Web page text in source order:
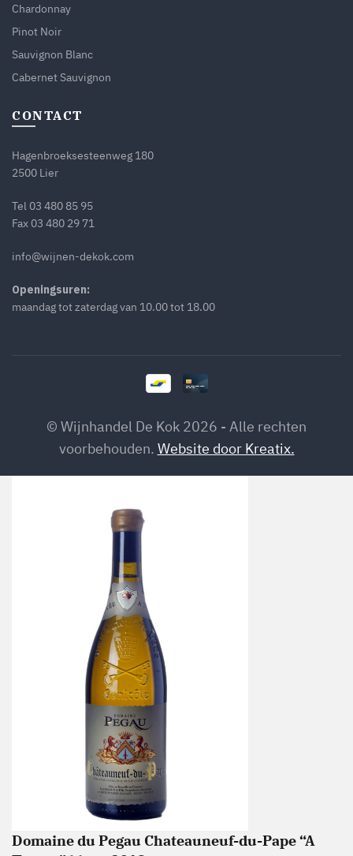
Chardonnay
Pinot Noir
Sauvignon Blanc
Cabernet Sauvignon
CONTACT
Hagenbroeksesteenweg 180
2500 Lier
Tel 03 480 85 95
Fax 03 480 29 71
info@wijnen-dekok.com
Openingsuren:
maandag tot zaterdag van 10.00 tot 18.00
© Wijnhandel De Kok 2026 - Alle rechten
voorbehouden. Website door Kreatix.
Domaine du Pegau Chateauneuf-du-Pape “A